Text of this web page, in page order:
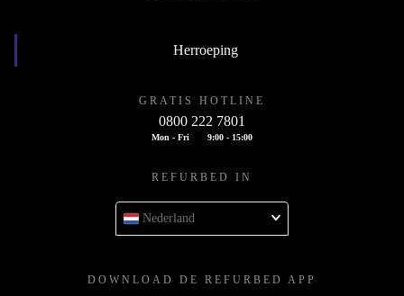
Herroeping
GRATIS HOTLINE
0800 222 7801
Mon - Fri 9:00 - 15:00
REFURBED IN
Nederland
DOWNLOAD DE REFURBED APP